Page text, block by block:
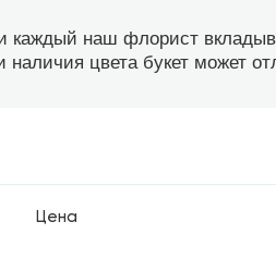
каждый наш флорист
цвета букет может
Цена